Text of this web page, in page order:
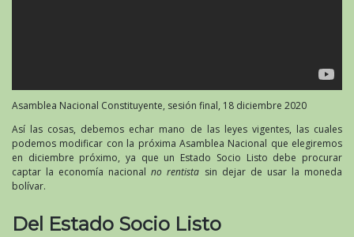
Asamblea Nacional Constituyente, sesión final, 18 diciembre 2020
Así las cosas, debemos echar mano de las leyes vigentes, las cuales
podemos modificar con la próxima Asamblea Nacional que elegiremos
en diciembre próximo, ya que un Estado Socio Listo debe procurar
captar la economía nacional no rentista sin dejar de usar la moneda
bolívar.
Del Estado Socio Listo